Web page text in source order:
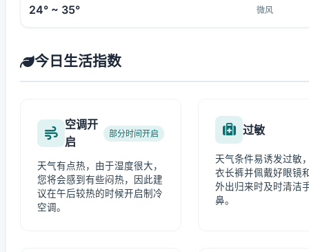
24° ~ 35° 微风
今日生活指数
空调开
启
部分时间开启
天气有点热，由于湿度很大，
您将会感到有些闷热，因此建
议在午后较热的时候开启制冷
空调。
过敏
天气条件易诱发过敏
衣长裤并佩戴好眼镜
外出归来时及时清洁
鼻。